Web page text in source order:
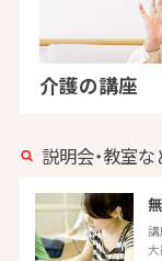
介護の講座
説明会・教室な
講
大